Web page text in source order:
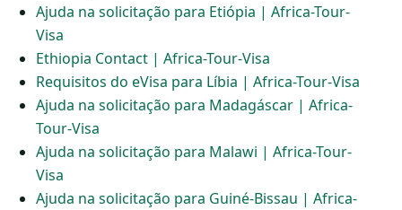
Ajuda na solicitação para Etiópia | Africa-Tour-
Visa
Ethiopia Contact | Africa-Tour-Visa
Requisitos do eVisa para Líbia | Africa-Tour-Visa
Ajuda na solicitação para Madagáscar | Africa-
Tour-Visa
Ajuda na solicitação para Malawi | Africa-Tour-
Visa
Ajuda na solicitação para Guiné-Bissau | Africa-